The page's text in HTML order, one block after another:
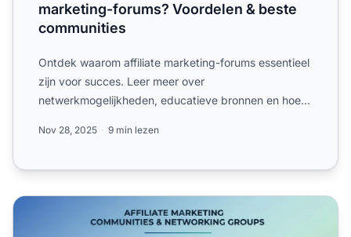
marketing-forums? Voordelen & beste
communities
Ontdek waarom affiliate marketing-forums essentieel
zijn voor succes. Leer meer over
netwerkmogelijkheden, educatieve bronnen en hoe je
Nov 28, 2025 9 min lezen
Affiliate Marketing Gemeenschappen & Groepen in 2025